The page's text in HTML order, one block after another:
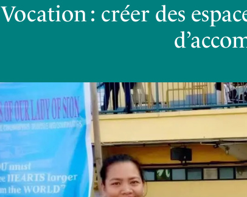
Vocation : créer des